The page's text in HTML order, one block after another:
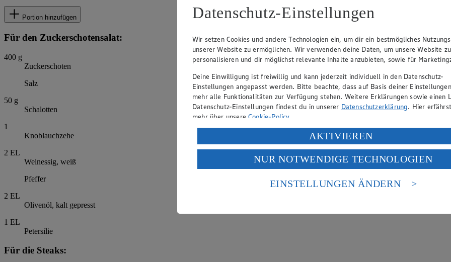
Portion hinzufügen
Für den Zuckerschotensalat:
400 g
Zuckerschoten
Salz
50 g
Schalotten
1
Knoblauchzehe
2 EL
Weinessig, weiß
Pfeffer
2 EL
Olivenöl, kalt gepresst
1 EL
Petersilie
Für die Steaks:
Datenschutz-Einstellungen
Wir setzen Cookies und andere Technologien ein, um dir ein bestmögliches
unserer Website zu ermöglichen. Wir verwenden deine Daten, um unsere Website zu
personalisieren und dir möglichst relevante Inhalte anzubieten, sowie für
Deine Einwilligung ist freiwillig und kann jederzeit individuell in den Datenschutz-
Einstellungen angepasst werden. Bitte beachte, dass auf Basis deiner
mehr alle Funktionalitäten zur Verfügung stehen. Weitere Erklärungen sowie einen
Datenschutz-Einstellungen findest du in unserer Datenschutzerklärung. Hier
mehr über unsereCookie-Policy.
Verarbeitung deiner personenbezogenen Daten in den USA durch Facebook und
Wenn du auf „Aktivieren“ klickst, willigst du im Sinne des Art. 49 Abs. 1 Satz 1 lit.
ein, dass deine Daten in den USA verarbeitet werden. Der EuGH sieht die USA als
einem nach europäischen Standards nicht angemessenen Datenschutzniveau an. Es
Risiko eines Zugriffs durch US-amerikanische Behörden.
AKTIVIEREN
NUR NOTWENDIGE TECHNOLOGIEN
EINSTELLUNGEN ÄNDERN